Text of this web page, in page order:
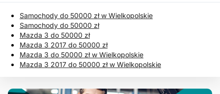
Samochody do 50000 zł w Wielkopolskie
Samochody do 50000 zł
Mazda 3 do 50000 zł
Mazda 3 2017 do 50000 zł
Mazda 3 do 50000 zł w Wielkopolskie
Mazda 3 2017 do 50000 zł w Wielkopolskie